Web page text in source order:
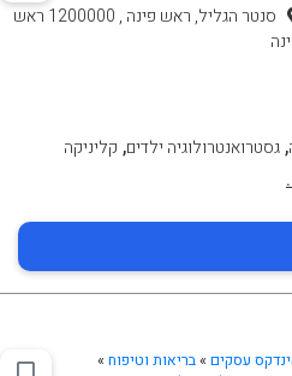
סנטר הגליל, ראש פינה , 1200000 ראש
,גסטרואנטרולוגיה ילדים, קליניקה
עסקים »בריאות וטיפוח»